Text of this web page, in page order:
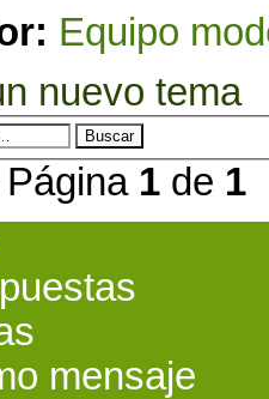
Equipo
nuevo tema
Página 1 de 1
mensaje